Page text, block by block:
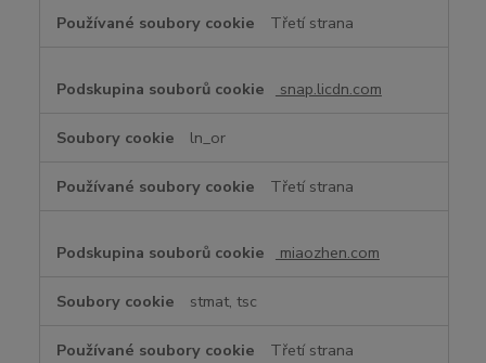
Třetí strana
snap.licdn.com
ln_or
Třetí strana
miaozhen.com
stmat, tsc
Třetí strana